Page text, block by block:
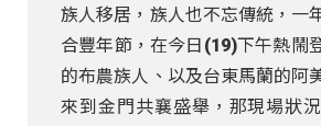
族人移居，族人也不忘傳統，一
合豐年節，在今日(19)下午熱鬧
的布農族人、以及台東馬蘭的阿
來到金門共襄盛舉，那現場狀